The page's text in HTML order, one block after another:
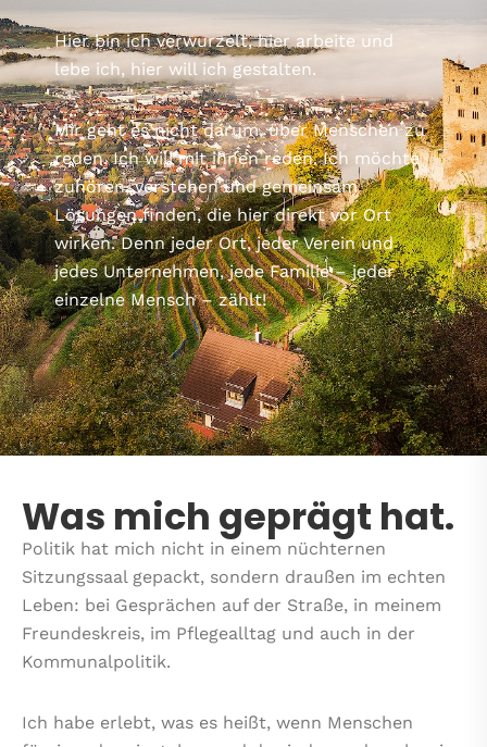
Hier bin ich verwurzelt, hier arbeite und
lebe ich, hier will ich gestalten.
Mir geht es nicht darum, über Menschen zu
reden. Ich will mit ihnen reden. Ich möchte
zuhören, verstehen und gemeinsam
Lösungen finden, die hier direkt vor Ort
wirken. Denn jeder Ort, jeder Verein und
jedes Unternehmen, jede Familie – jeder
einzelne Mensch – zählt!
Was mich geprägt hat.
Politik hat mich nicht in einem nüchternen
Sitzungssaal gepackt, sondern draußen im echten
Leben: bei Gesprächen auf der Straße, in meinem
Freundeskreis, im Pflegealltag und auch in der
Kommunalpolitik.
Ich habe erlebt, was es heißt, wenn Menschen